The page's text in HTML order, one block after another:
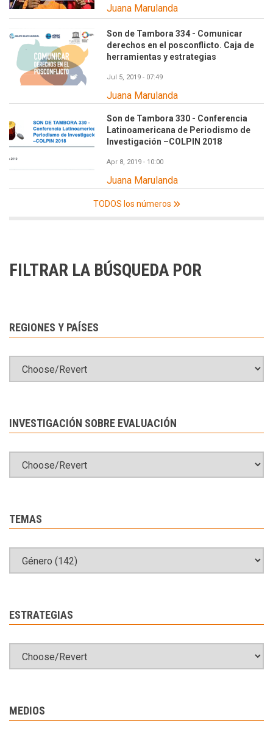
Juana Marulanda
Son de Tambora 334 - Comunicar
derechos en el posconflicto. Caja de
herramientas y estrategias
Jul 5, 2019 - 07:49
Juana Marulanda
Son de Tambora 330 - Conferencia
Latinoamericana de Periodismo de
Investigación –COLPIN 2018
Apr 8, 2019 - 10:00
Juana Marulanda
TODOS los números
FILTRAR LA BÚSQUEDA POR
REGIONES Y PAÍSES
INVESTIGACIÓN SOBRE EVALUACIÓN
TEMAS
ESTRATEGIAS
MEDIOS